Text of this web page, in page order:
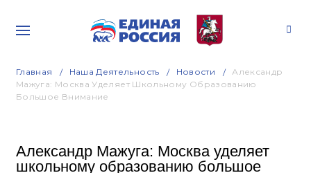
Главная Наша Деятельность Новости
Александр
Мажуга: Москва Уделяет Школьному Образованию
Большое Внимание
Александр Мажуга: Москва уделяет
школьному образованию большое